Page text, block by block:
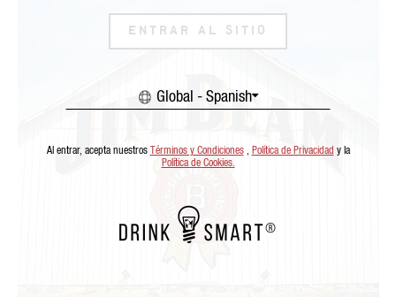
ENTRAR AL SITIO
Global - Spanish
Al entrar, acepta nuestros Términos y Condiciones, Política de Privacidad y la
Política de Cookies.